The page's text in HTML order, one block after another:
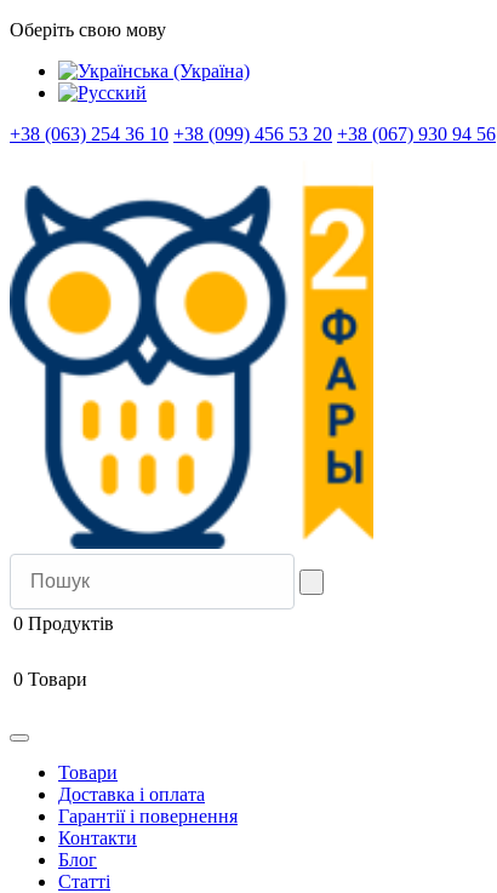
Оберіть свою мову
+38 (063) 254 36 10 +38 (099) 456 53 20 +38 (067) 930 94 56
0 Продуктів
0 Товари
Товари
Доставка і оплата
Гарантії і повернення
Контакти
Блог
Статті